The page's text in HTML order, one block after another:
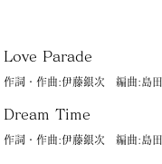
Love Parade
作詞・作曲:伊藤銀次 編曲:島
Dream Time
作詞・作曲:伊藤銀次 編曲:島